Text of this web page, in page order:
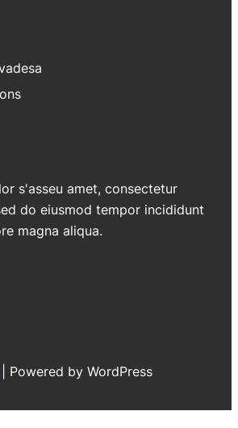
s'asseu amet, consectetur
do eiusmod tempor incididunt
magna aliqua.
Powered by WordPress